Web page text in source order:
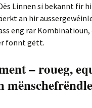
Linnen si bekannt fir
an hir
eng rar Kombinatioun,
fonnt gëtt.
– roueg,